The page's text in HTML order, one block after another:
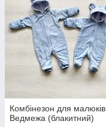
Комбінезон для малюків
Ведмежа (блакитний)